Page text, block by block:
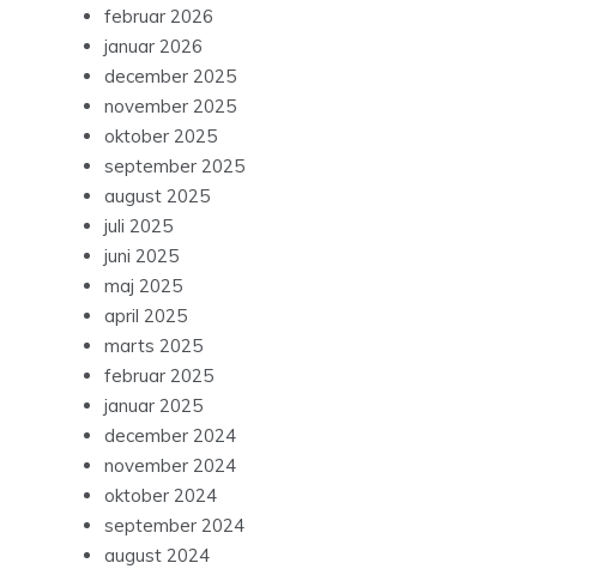
februar 2026
januar 2026
december 2025
november 2025
oktober 2025
september 2025
august 2025
juli 2025
juni 2025
maj 2025
april 2025
marts 2025
februar 2025
januar 2025
december 2024
november 2024
oktober 2024
september 2024
august 2024